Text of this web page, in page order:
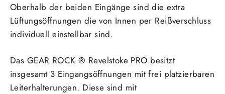
Oberhalb der beiden Eingänge sind die extra
Lüftungsöffnungen die von Innen per Reißverschluss
individuell einstellbar sind.
Das GEAR ROCK ® Revelstoke PRO besitzt
insgesamt 3 Eingangsöffnungen mit frei platzierbaren
Leiterhalterungen. Diese sind mit